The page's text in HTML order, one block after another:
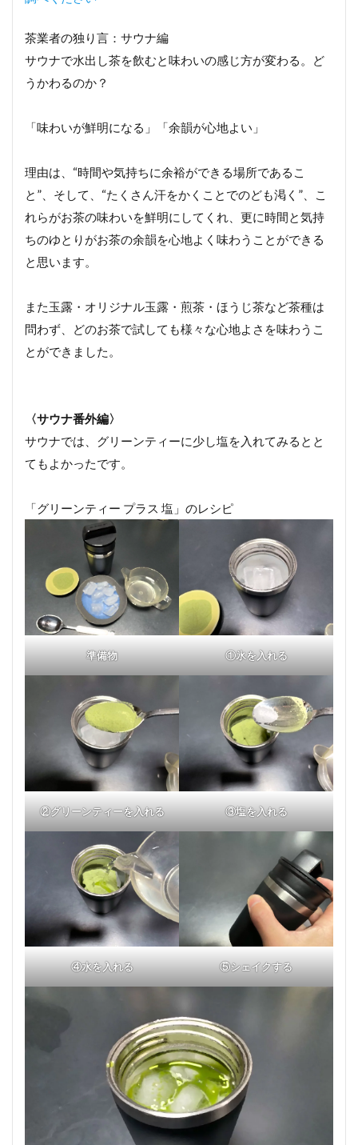
茶業者の独り言：サウナ編
サウナで水出し茶を飲むと味わいの感じ方が変わる。ど
うかわるのか？
「味わいが鮮明になる」「余韻が心地よい」
理由は、“時間や気持ちに余裕ができる場所であるこ
と”、そして、“たくさん汗をかくことでのども渇く”、こ
れらがお茶の味わいを鮮明にしてくれ、更に時間と気持
ちのゆとりがお茶の余韻を心地よく味わうことができる
と思います。
また玉露・オリジナル玉露・煎茶・ほうじ茶など茶種は
問わず、どのお茶で試しても様々な心地よさを味わうこ
とができました。
〈サウナ番外編〉
サウナでは、グリーンティーに少し塩を入れてみるとと
てもよかったです。
「グリーンティー プラス 塩」のレシピ
準備物 ①氷を入れる
②グリーンティーを入れる ③塩を入れる
④水を入れる ⑤シェイクする